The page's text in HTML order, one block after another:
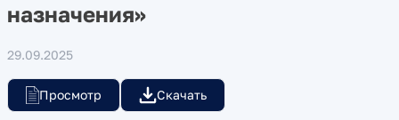
назначения»
29.09.2025
Просмотр Скачать